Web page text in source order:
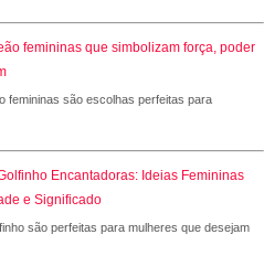
femininas que simbolizam força, poder
femininas são escolhas perfeitas para
Encantadoras: Ideias Femininas
e Significado
são perfeitas para mulheres que desejam